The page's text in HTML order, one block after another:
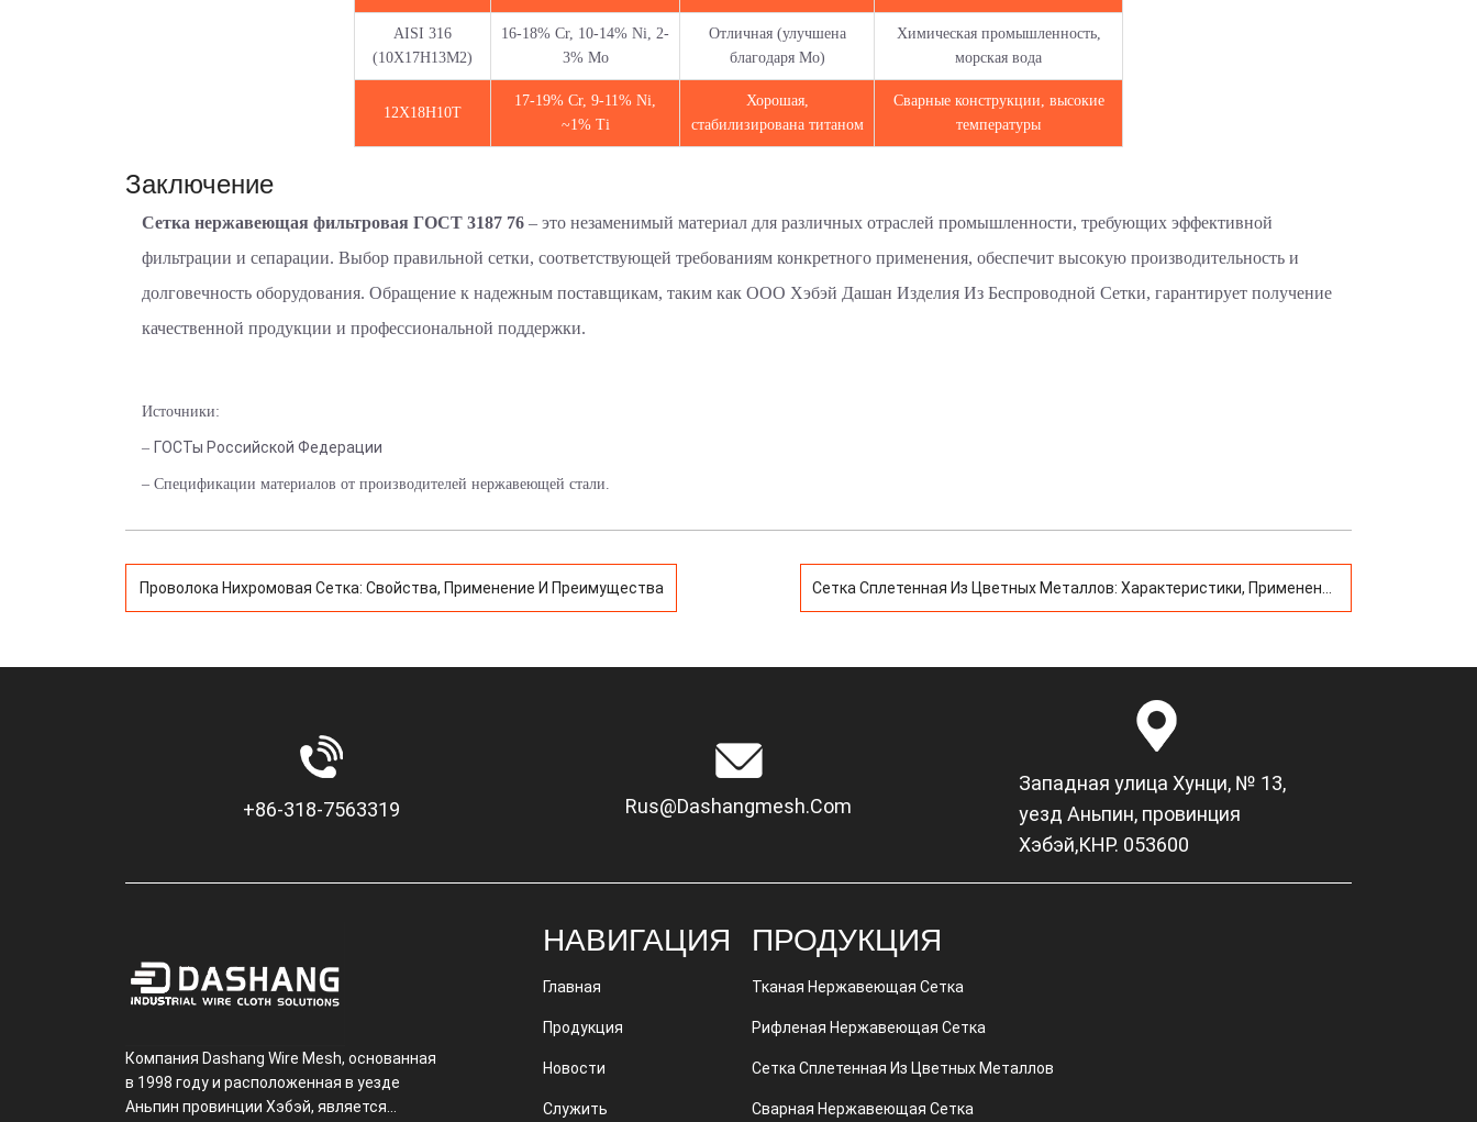
AISI 316
(10Х17Н13М2)
16-18% Cr, 10-14% Ni, 2-
3% Mo
Отличная (улучшена
благодаря Mo)
Химическая промышленность,
морская вода
12Х18Н10Т
17-19% Cr, 9-11% Ni,
~1% Ti
Хорошая,
стабилизирована титаном
Сварные конструкции, высокие
температуры
Заключение
Сетка нержавеющая фильтровая ГОСТ 3187 76 – это незаменимый материал для различных отраслей промышленности, требующих эффективной
фильтрации и сепарации. Выбор правильной сетки, соответствующей требованиям конкретного применения, обеспечит высокую производительность и
долговечность оборудования. Обращение к надежным поставщикам, таким как ООО Хэбэй Дашан Изделия Из Беспроводной Сетки, гарантирует получение
качественной продукции и профессиональной поддержки.
Источники:
– ГОСТы Российской Федерации
– Спецификации материалов от производителей нержавеющей стали.
Проволока Нихромовая Сетка: Свойства, Применение И Преимущества
Сетка Сплетенная Из Цветных Металлов: Характеристики, Применение
+86-318-7563319 Rus@dashangmesh.com
Западная улица Хунци, № 13,
уезд Аньпин, провинция
Хэбэй,КНР. 053600
Компания Dashang Wire Mesh, основанная
в 1998 году и расположенная в уезде
Аньпин провинции Хэбэй, является
НАВИГАЦИЯ
Главная
Продукция
Новости
Служить
ПРОДУКЦИЯ
Тканая Нержавеющая Сетка
Рифленая Нержавеющая Сетка
Сетка Сплетенная Из Цветных Металлов
Сварная Нержавеющая Сетка